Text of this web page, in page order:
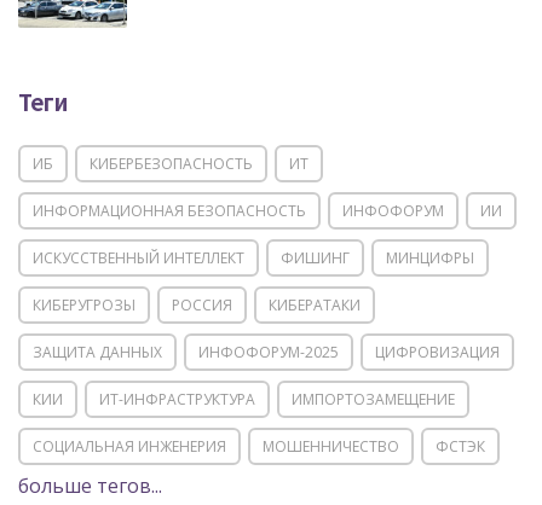
Теги
ИБ КИБЕРБЕЗОПАСНОСТЬ ИТ
ИНФОРМАЦИОННАЯ БЕЗОПАСНОСТЬ ИНФОФОРУМ ИИ
ИСКУССТВЕННЫЙ ИНТЕЛЛЕКТ ФИШИНГ МИНЦИФРЫ
КИБЕРУГРОЗЫ РОССИЯ КИБЕРАТАКИ
ЗАЩИТА ДАННЫХ ИНФОФОРУМ-2025 ЦИФРОВИЗАЦИЯ
КИИ ИТ-ИНФРАСТРУКТУРА ИМПОРТОЗАМЕЩЕНИЕ
СОЦИАЛЬНАЯ ИНЖЕНЕРИЯ МОШЕННИЧЕСТВО ФСТЭК
POSITIVE TECHNOLOGIES
больше тегов...